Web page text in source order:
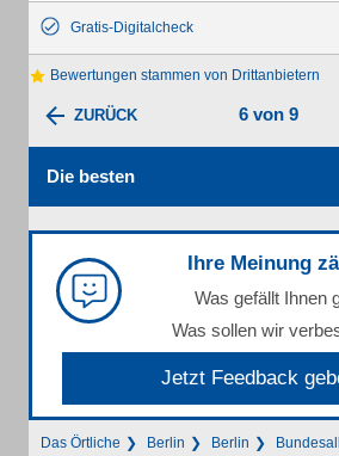
Gratis-Digitalcheck
Bewertungen stammen von Drittanbietern
ZURÜCK 6 von 9
Die besten
Ihre Meinung
Was gefällt Ihnen
Was sollen wir
Jetzt Feedback
Das Örtliche Berlin Berlin